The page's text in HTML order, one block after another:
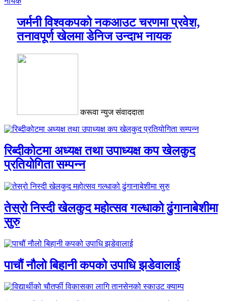
जर्मनी विश्वकपको नकआउट चरणमा प्रवेश,
तनावपूर्ण खेलमा डेनिज उन्दाभ नायक
करूवा न्युज संवाददाता
रिब्दीकोटमा अध्यक्ष तथा उपाध्यक्ष कप खेलकुद
प्रतियोगिता सम्पन्न
तेस्रो निस्दी खेलकुद महोत्सव गल्धाको ढुंगानाबेशीमा
सुरु
पाचौं नौलो बिहानी कपको उपाधि झडेवालाई